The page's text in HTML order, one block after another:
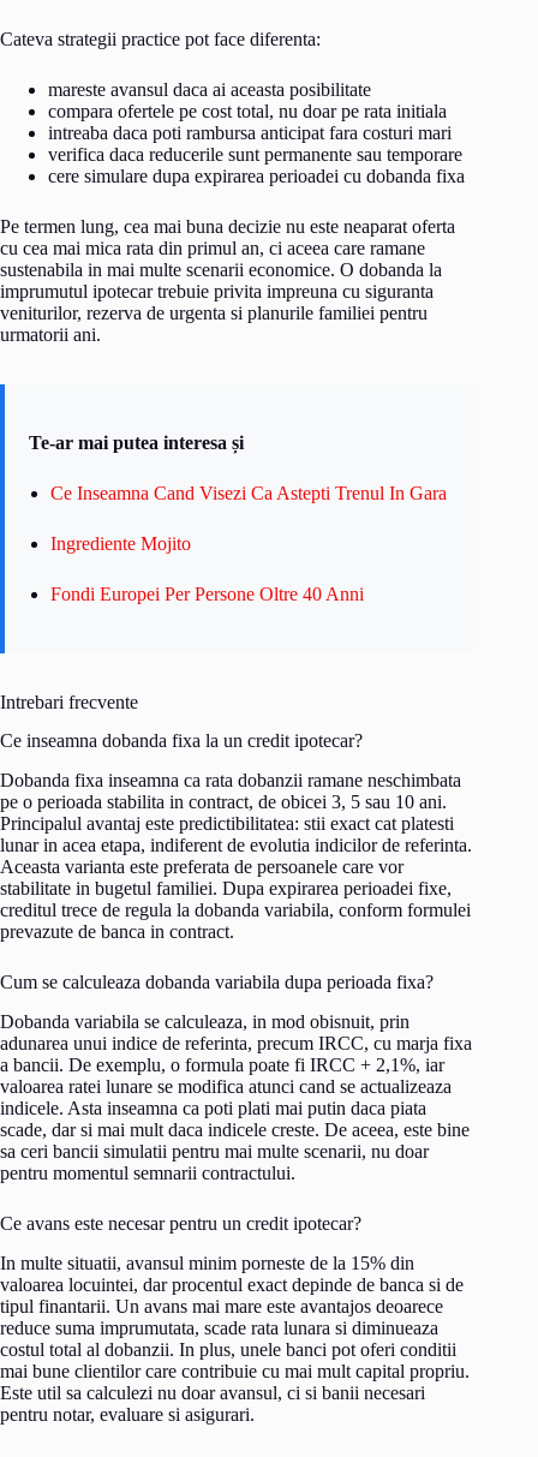
Cateva strategii practice pot face diferenta:
mareste avansul daca ai aceasta posibilitate
compara ofertele pe cost total, nu doar pe rata initiala
intreaba daca poti rambursa anticipat fara costuri mari
verifica daca reducerile sunt permanente sau temporare
cere simulare dupa expirarea perioadei cu dobanda fixa
Pe termen lung, cea mai buna decizie nu este neaparat oferta
cu cea mai mica rata din primul an, ci aceea care ramane
sustenabila in mai multe scenarii economice. O dobanda la
imprumutul ipotecar trebuie privita impreuna cu siguranta
veniturilor, rezerva de urgenta si planurile familiei pentru
urmatorii ani.
Te-ar mai putea interesa și
Ce Inseamna Cand Visezi Ca Astepti Trenul In Gara
Ingrediente Mojito
Fondi Europei Per Persone Oltre 40 Anni
Intrebari frecvente
Ce inseamna dobanda fixa la un credit ipotecar?
Dobanda fixa inseamna ca rata dobanzii ramane neschimbata
pe o perioada stabilita in contract, de obicei 3, 5 sau 10 ani.
Principalul avantaj este predictibilitatea: stii exact cat platesti
lunar in acea etapa, indiferent de evolutia indicilor de referinta.
Aceasta varianta este preferata de persoanele care vor
stabilitate in bugetul familiei. Dupa expirarea perioadei fixe,
creditul trece de regula la dobanda variabila, conform formulei
prevazute de banca in contract.
Cum se calculeaza dobanda variabila dupa perioada fixa?
Dobanda variabila se calculeaza, in mod obisnuit, prin
adunarea unui indice de referinta, precum IRCC, cu marja fixa
a bancii. De exemplu, o formula poate fi IRCC + 2,1%, iar
valoarea ratei lunare se modifica atunci cand se actualizeaza
indicele. Asta inseamna ca poti plati mai putin daca piata
scade, dar si mai mult daca indicele creste. De aceea, este bine
sa ceri bancii simulatii pentru mai multe scenarii, nu doar
pentru momentul semnarii contractului.
Ce avans este necesar pentru un credit ipotecar?
In multe situatii, avansul minim porneste de la 15% din
valoarea locuintei, dar procentul exact depinde de banca si de
tipul finantarii. Un avans mai mare este avantajos deoarece
reduce suma imprumutata, scade rata lunara si diminueaza
costul total al dobanzii. In plus, unele banci pot oferi conditii
mai bune clientilor care contribuie cu mai mult capital propriu.
Este util sa calculezi nu doar avansul, ci si banii necesari
pentru notar, evaluare si asigurari.